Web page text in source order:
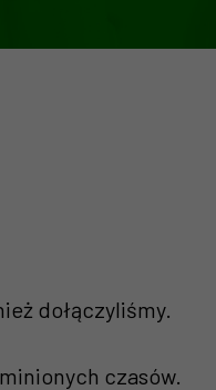
dołączyliśmy.
czasów.